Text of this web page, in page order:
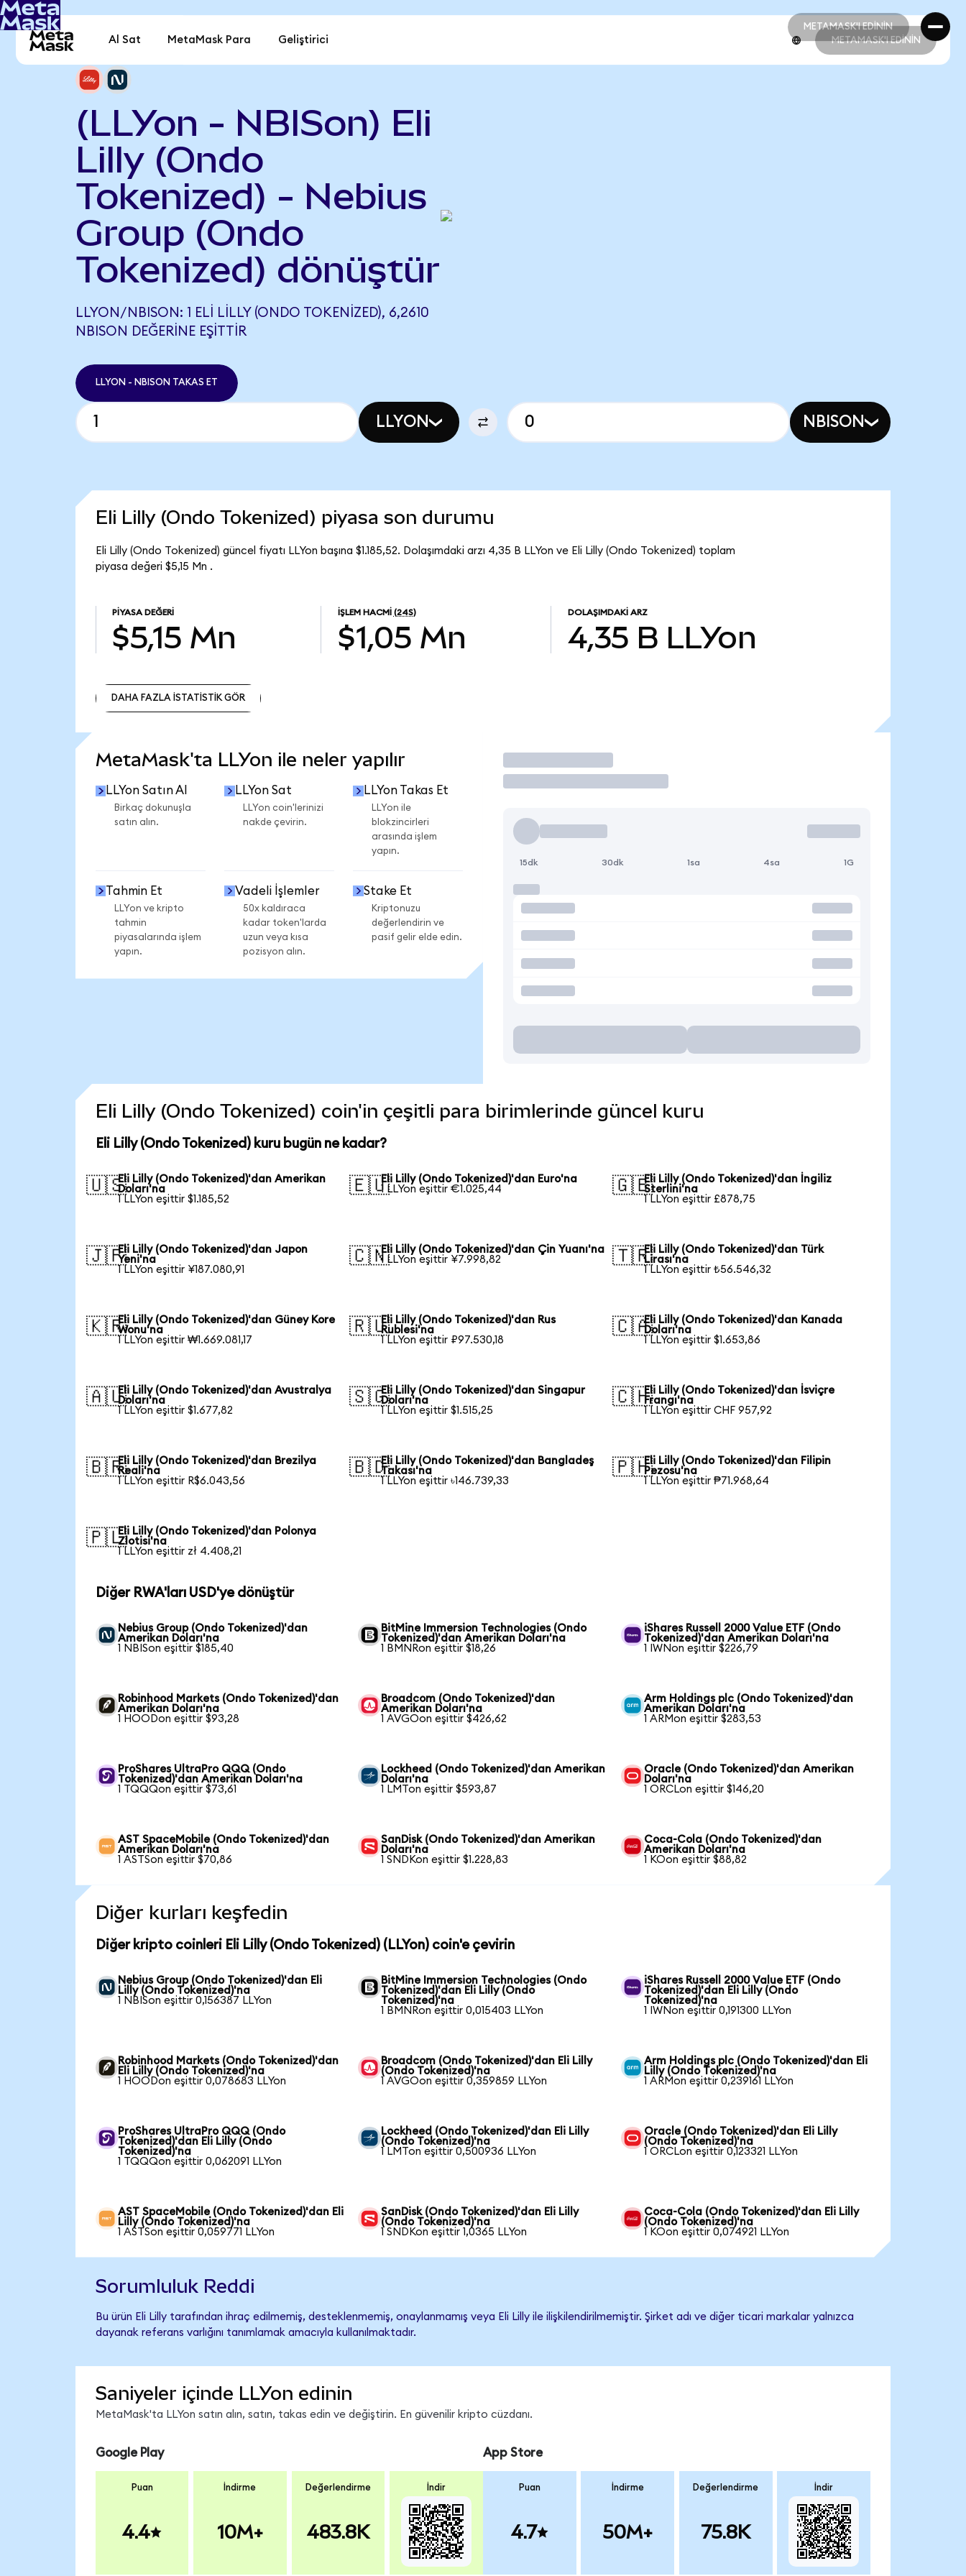
METAMASK'I EDİNİN
METAMASK'I EDİNİN
Al Sat MetaMask Para Geliştirici METAMASK'I EDİNİN
(LLYon - NBISon) Eli
Lilly (Ondo
Tokenized) - Nebius
Group (Ondo
Tokenized) dönüştür
LLYON/NBISON: 1 ELI LILLY (ONDO TOKENIZED), 6,2610
NBISON DEĞERINE EŞITTIR
LLYON - NBISON TAKAS ET
LLYON NBISON
Eli Lilly (Ondo Tokenized) piyasa son durumu
Eli Lilly (Ondo Tokenized) güncel fiyatı LLYon başına $1.185,52. Dolaşımdaki arzı 4,35 B LLYon ve Eli Lilly (Ondo Tokenized) toplam
piyasa değeri $5,15 Mn .
PIYASA DEĞERI
$5,15 Mn
İŞLEM HACMI (24S)
$1,05 Mn
DOLAŞIMDAKI ARZ
4,35 B LLYon
DAHA FAZLA İSTATİSTİK GÖR
MetaMask'ta LLYon ile neler yapılır
LLYon Satın Al
Birkaç dokunuşla
satın alın.
LLYon Sat
LLYon coin'lerinizi
nakde çevirin.
LLYon Takas Et
LLYon ile
blokzincirleri
arasında işlem
yapın.
Tahmin Et
LLYon ve kripto
tahmin
piyasalarında işlem
yapın.
Vadeli İşlemler
50x kaldıraca
kadar token'larda
uzun veya kısa
pozisyon alın.
Stake Et
Kriptonuzu
değerlendirin ve
pasif gelir elde edin.
İşlem Yap
15dk 30dk 1sa 4sa 1G
Eli Lilly (Ondo Tokenized) coin'in çeşitli para birimlerinde güncel kuru
Eli Lilly (Ondo Tokenized) kuru bugün ne kadar?
🇺🇸Eli Lilly (Ondo Tokenized)'dan Amerikan
Doları'na
1 LLYon eşittir $1.185,52
🇪🇺Eli Lilly (Ondo Tokenized)'dan Euro'na
1 LLYon eşittir €1.025,44
🇬🇧Eli Lilly (Ondo Tokenized)'dan İngiliz
Sterlini'na
1 LLYon eşittir £878,75
🇯🇵Eli Lilly (Ondo Tokenized)'dan Japon
Yeni'na
1 LLYon eşittir ¥187.080,91
🇨🇳Eli Lilly (Ondo Tokenized)'dan Çin Yuanı'na
1 LLYon eşittir ¥7.998,82
🇹🇷Eli Lilly (Ondo Tokenized)'dan Türk
Lirası'na
1 LLYon eşittir ₺56.546,32
🇰🇷Eli Lilly (Ondo Tokenized)'dan Güney Kore
Wonu'na
1 LLYon eşittir ₩1.669.081,17
🇷🇺Eli Lilly (Ondo Tokenized)'dan Rus
Rublesi'na
1 LLYon eşittir ₽97.530,18
🇨🇦Eli Lilly (Ondo Tokenized)'dan Kanada
Doları'na
1 LLYon eşittir $1.653,86
🇦🇺Eli Lilly (Ondo Tokenized)'dan Avustralya
Doları'na
1 LLYon eşittir $1.677,82
🇸🇬Eli Lilly (Ondo Tokenized)'dan Singapur
Doları'na
1 LLYon eşittir $1.515,25
🇨🇭Eli Lilly (Ondo Tokenized)'dan İsviçre
Frangı'na
1 LLYon eşittir CHF 957,92
🇧🇷Eli Lilly (Ondo Tokenized)'dan Brezilya
Reali'na
1 LLYon eşittir R$6.043,56
🇧🇩Eli Lilly (Ondo Tokenized)'dan Bangladeş
Takası'na
1 LLYon eşittir ৳146.739,33
🇵🇭Eli Lilly (Ondo Tokenized)'dan Filipin
Pezosu'na
1 LLYon eşittir ₱71.968,64
🇵🇱Eli Lilly (Ondo Tokenized)'dan Polonya
Zlotisi'na
1 LLYon eşittir zł 4.408,21
Diğer RWA'ları USD'ye dönüştür
Nebius Group (Ondo Tokenized)'dan
Amerikan Doları'na
1 NBISon eşittir $185,40
BitMine Immersion Technologies (Ondo
Tokenized)'dan Amerikan Doları'na
1 BMNRon eşittir $18,26
iShares Russell 2000 Value ETF (Ondo
Tokenized)'dan Amerikan Doları'na
1 IWNon eşittir $226,79
Robinhood Markets (Ondo Tokenized)'dan
Amerikan Doları'na
1 HOODon eşittir $93,28
Broadcom (Ondo Tokenized)'dan
Amerikan Doları'na
1 AVGOon eşittir $426,62
Arm Holdings plc (Ondo Tokenized)'dan
Amerikan Doları'na
1 ARMon eşittir $283,53
ProShares UltraPro QQQ (Ondo
Tokenized)'dan Amerikan Doları'na
1 TQQQon eşittir $73,61
Lockheed (Ondo Tokenized)'dan Amerikan
Doları'na
1 LMTon eşittir $593,87
Oracle (Ondo Tokenized)'dan Amerikan
Doları'na
1 ORCLon eşittir $146,20
AST SpaceMobile (Ondo Tokenized)'dan
Amerikan Doları'na
1 ASTSon eşittir $70,86
SanDisk (Ondo Tokenized)'dan Amerikan
Doları'na
1 SNDKon eşittir $1.228,83
Coca-Cola (Ondo Tokenized)'dan
Amerikan Doları'na
1 KOon eşittir $88,82
Diğer kurları keşfedin
Diğer kripto coinleri Eli Lilly (Ondo Tokenized) (LLYon) coin'e çevirin
Nebius Group (Ondo Tokenized)'dan Eli
Lilly (Ondo Tokenized)'na
1 NBISon eşittir 0,156387 LLYon
BitMine Immersion Technologies (Ondo
Tokenized)'dan Eli Lilly (Ondo
Tokenized)'na
1 BMNRon eşittir 0,015403 LLYon
iShares Russell 2000 Value ETF (Ondo
Tokenized)'dan Eli Lilly (Ondo
Tokenized)'na
1 IWNon eşittir 0,191300 LLYon
Robinhood Markets (Ondo Tokenized)'dan
Eli Lilly (Ondo Tokenized)'na
1 HOODon eşittir 0,078683 LLYon
Broadcom (Ondo Tokenized)'dan Eli Lilly
(Ondo Tokenized)'na
1 AVGOon eşittir 0,359859 LLYon
Arm Holdings plc (Ondo Tokenized)'dan Eli
Lilly (Ondo Tokenized)'na
1 ARMon eşittir 0,239161 LLYon
ProShares UltraPro QQQ (Ondo
Tokenized)'dan Eli Lilly (Ondo
Tokenized)'na
1 TQQQon eşittir 0,062091 LLYon
Lockheed (Ondo Tokenized)'dan Eli Lilly
(Ondo Tokenized)'na
1 LMTon eşittir 0,500936 LLYon
Oracle (Ondo Tokenized)'dan Eli Lilly
(Ondo Tokenized)'na
1 ORCLon eşittir 0,123321 LLYon
AST SpaceMobile (Ondo Tokenized)'dan Eli
Lilly (Ondo Tokenized)'na
1 ASTSon eşittir 0,059771 LLYon
SanDisk (Ondo Tokenized)'dan Eli Lilly
(Ondo Tokenized)'na
1 SNDKon eşittir 1,0365 LLYon
Coca-Cola (Ondo Tokenized)'dan Eli Lilly
(Ondo Tokenized)'na
1 KOon eşittir 0,074921 LLYon
Sorumluluk Reddi
Bu ürün Eli Lilly tarafından ihraç edilmemiş, desteklenmemiş, onaylanmamış veya Eli Lilly ile ilişkilendirilmemiştir. Şirket adı ve diğer ticari markalar yalnızca
dayanak referans varlığını tanımlamak amacıyla kullanılmaktadır.
Saniyeler içinde LLYon edinin
MetaMask'ta LLYon satın alın, satın, takas edin ve değiştirin. En güvenilir kripto cüzdanı.
Google Play
Puan
4.4
İndirme
10M+
Değerlendirme
483.8K
İndir
App Store
Puan
4.7
İndirme
50M+
Değerlendirme
75.8K
İndir